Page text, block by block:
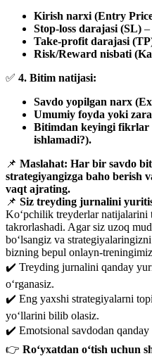
Kirish narxi (Entry
Stop-loss darajasi (SL) –
Take-profit darajasi
Risk/Reward nisbati
✅ 4. Bitim natijasi:
Savdo yopilgan narx
Umumiy foyda yoki
Bitimdan keyingi fikrlar
ishlamadi?).
📌 Maslahat: Har bir savdo
strategiyangizga baho berish
vaqt ajrating.
📌 Siz treyding jurnalini
Ko‘pchilik treyderlar
takrorlashadi. Agar siz uzoq
bo‘lsangiz va
bizning bepul onlayn-
✔️ Treyding jurnalini qanday
o‘rganasiz.
✔️ Eng yaxshi strategiyalarni
yo‘llarini bilib olasiz.
✔️ Emotsional savdodan
👉 Ro‘yxatdan o‘tish uchun